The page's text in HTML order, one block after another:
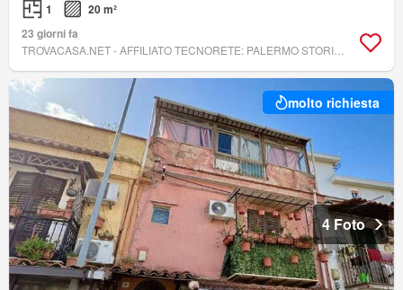
1
20 m²
23 giorni fa
molto richiesta
4 Foto